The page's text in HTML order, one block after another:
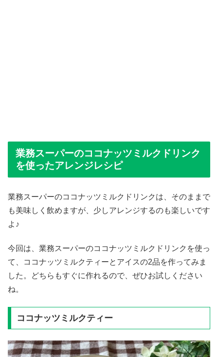
業務スーパーのココナッツミルクドリンク
を使ったアレンジレシピ
業務スーパーのココナッツミルクドリンクは、そのままで
も美味しく飲めますが、少しアレンジするのも楽しいです
よ♪
今回は、業務スーパーのココナッツミルクドリンクを使っ
て、ココナッツミルクティーとアイスの2品を作ってみま
した。どちらもすぐに作れるので、ぜひお試しください
ね。
ココナッツミルクティー